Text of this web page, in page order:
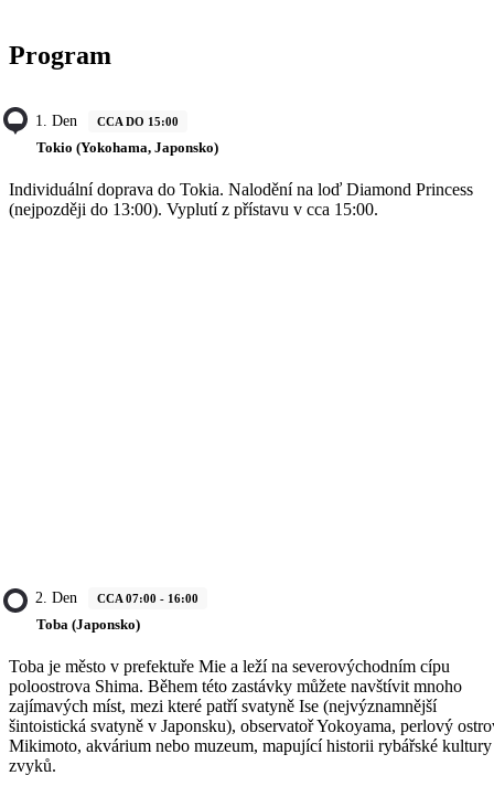
Program
1. Den CCA DO 15:00
Tokio (Yokohama, Japonsko)
Individuální doprava do Tokia. Nalodění na loď Diamond Princess
(nejpozději do 13:00). Vyplutí z přístavu v cca 15:00.
2. Den CCA 07:00 - 16:00
Toba (Japonsko)
Toba je město v prefektuře Mie a leží na severovýchodním cípu
poloostrova Shima. Během této zastávky můžete navštívit mnoho
zajímavých míst, mezi které patří svatyně Ise (nejvýznamnější
šintoistická svatyně v Japonsku), observatoř Yokoyama, perlový
Mikimoto, akvárium nebo muzeum, mapující historii rybářské kultury
zvyků.